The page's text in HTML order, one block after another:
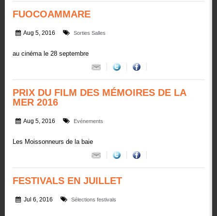
FUOCOAMMARE
Aug 5, 2016 Sorties Salles
au cinéma le 28 septembre
PRIX DU FILM DES MÉMOIRES DE LA
MER 2016
Aug 5, 2016 Evénements
Les Moissonneurs de la baie
FESTIVALS EN JUILLET
Jul 6, 2016 Sélections festivals